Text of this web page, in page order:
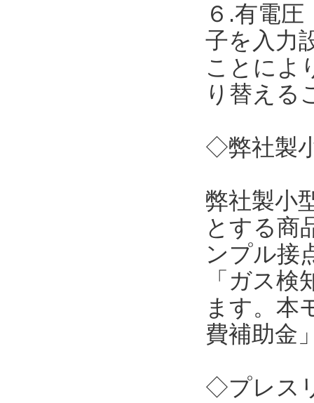
６.有電
子を入力
ことによ
り替える
◇弊社製
弊社製小
とする商
ンプル接
「ガス
ます。本
費補助金
◇プレス